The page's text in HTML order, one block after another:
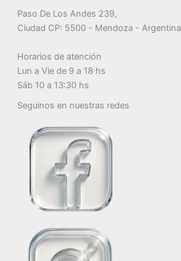
Paso De Los Andes 239,
Ciudad CP: 5500 - Mendoza - Argentina
Horarios de atención
Lun a Vie de 9 a 18 hs
Sáb 10 a 13:30 hs
Seguinos en nuestras redes